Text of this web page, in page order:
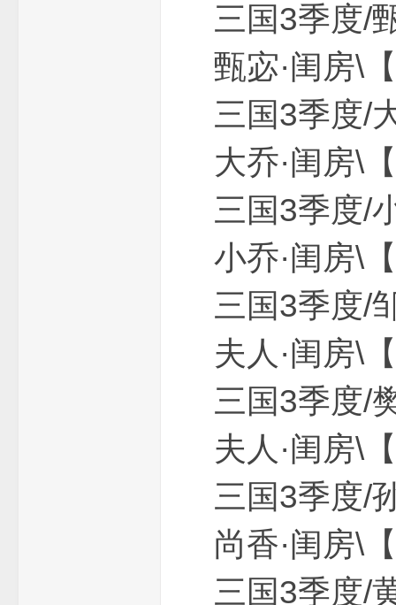
三国3
甄宓·闺
三国3
大乔·闺
三国3
小乔·闺
三国3季
夫人·闺
三国3季
夫人·闺
三国3季
尚香·闺
三国3